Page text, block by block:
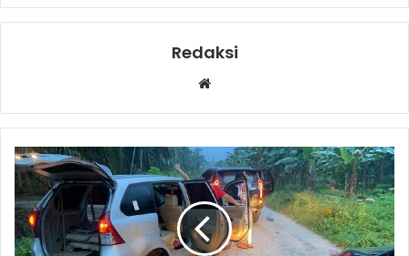
Redaksi